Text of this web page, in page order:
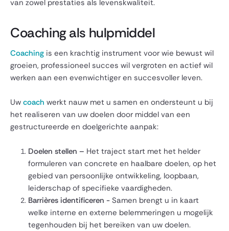
van zowel prestaties als levenskwaliteit.
Coaching als hulpmiddel
Coaching is een krachtig instrument voor wie bewust wil
groeien, professioneel succes wil vergroten en actief wil
werken aan een evenwichtiger en succesvoller leven.
Uw coach werkt nauw met u samen en ondersteunt u bij
het realiseren van uw doelen door middel van een
gestructureerde en doelgerichte aanpak:
Doelen stellen – Het traject start met het helder
formuleren van concrete en haalbare doelen, op het
gebied van persoonlijke ontwikkeling, loopbaan,
leiderschap of specifieke vaardigheden.
Barrières identificeren - Samen brengt u in kaart
welke interne en externe belemmeringen u mogelijk
tegenhouden bij het bereiken van uw doelen.